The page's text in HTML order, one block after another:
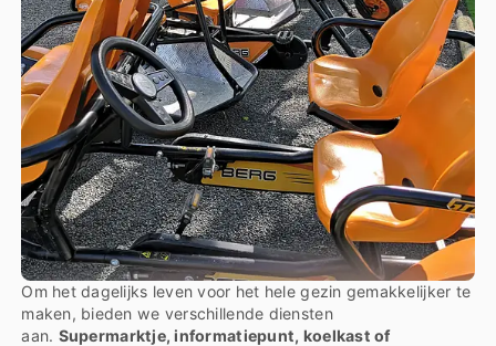
Om het dagelijks leven voor het hele gezin gemakkelijker te
maken, bieden we verschillende diensten
aan. Supermarktje, informatiepunt, koelkast of